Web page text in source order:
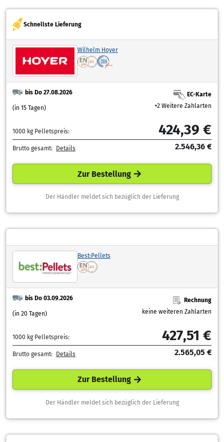
Schnellste Lieferung
Wilhelm Hoyer
bis Do 27.08.2026
(in 15 Tagen)
EC-Karte
+2 Weitere Zahlarten
1000 kg Pelletspreis: 424,39 €
Brutto gesamt: Details 2.546,36 €
Zur Bestellung
Der Händler meldet sich bezüglich der Lieferung
Best:Pellets
bis Do 03.09.2026
(in 20 Tagen)
Rechnung
keine weiteren Zahlarten
1000 kg Pelletspreis: 427,51 €
Brutto gesamt: Details 2.565,05 €
Zur Bestellung
Der Händler meldet sich bezüglich der Lieferung